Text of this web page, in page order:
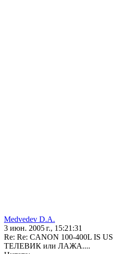
Medvedev D.A.
3 июн. 2005 г., 15:21:31
Re: Re: CANON 100-400L
ТЕЛЕВИК или ЛАЖА....